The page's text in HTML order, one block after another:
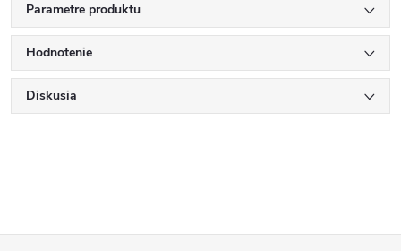
Parametre produktu
Hodnotenie
Diskusia